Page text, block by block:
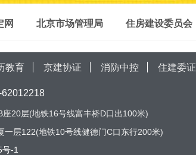
网 北京市场管理局 住房建设委员会
教育 京建协证 消防中控 住建委证
62012218
20层(地铁16号线富丰桥D口出100米)
一层122(地铁10号线健德门C口东行200米)
-1